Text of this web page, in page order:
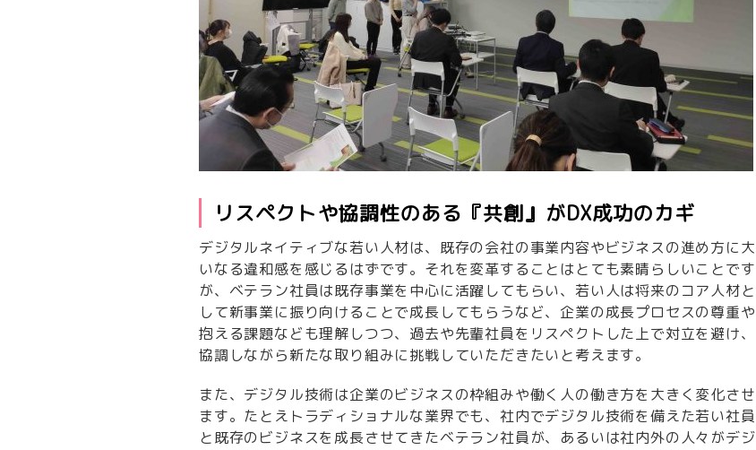
リスペクトや協調性のある『共創』がDX成功のカギ
デジタルネイティブな若い人材は、既存の会社の事業内容やビジネスの進め方に大
いなる違和感を感じるはずです。それを変革することはとても素晴らしいことです
が、ベテラン社員は既存事業を中心に活躍してもらい、若い人は将来のコア人材と
して新事業に振り向けることで成長してもらうなど、企業の成長プロセスの尊重や
抱える課題なども理解しつつ、過去や先輩社員をリスペクトした上で対立を避け、
協調しながら新たな取り組みに挑戦していただきたいと考えます。
また、デジタル技術は企業のビジネスの枠組みや働く人の働き方を大きく変化させ
ます。たとえトラディショナルな業界でも、社内でデジタル技術を備えた若い社員
と既存のビジネスを成長させてきたベテラン社員が、あるいは社内外の人々がデジ